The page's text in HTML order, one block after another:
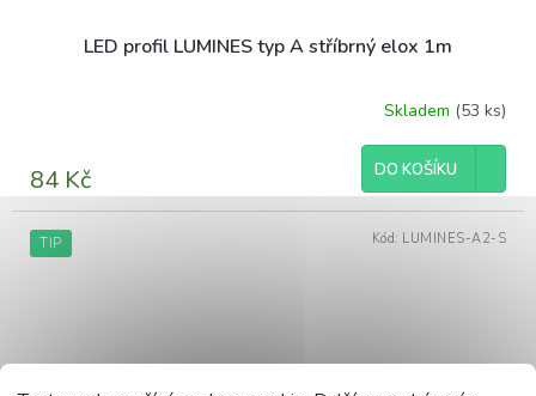
LED profil LUMINES typ A stříbrný elox 1m
Skladem (53 ks)
84 Kč DO KOŠÍKU
TIP Kód: LUMINES-A2-S